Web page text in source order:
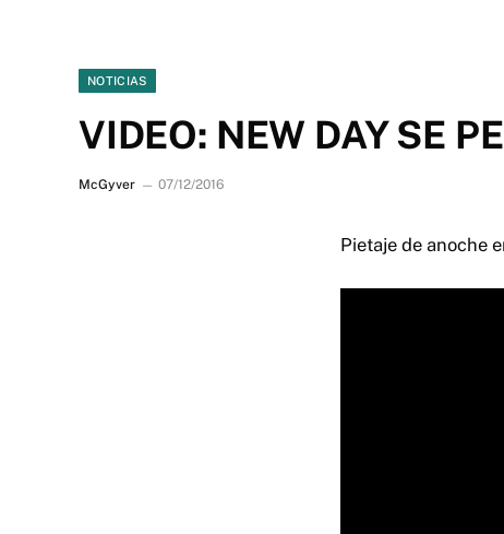
NOTICIAS
VIDEO: NEW DAY SE
McGyver 07/12/2016
Pietaje de anoche